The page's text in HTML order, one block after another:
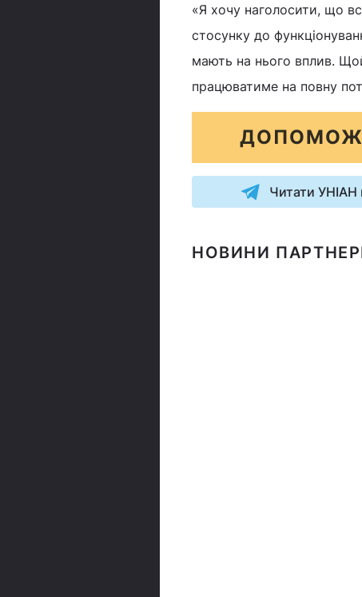
«Я хочу наголосити, що
стосунку до
мають на нього вплив.
працюватиме на повну
Читати УНІАН
НОВИНИ